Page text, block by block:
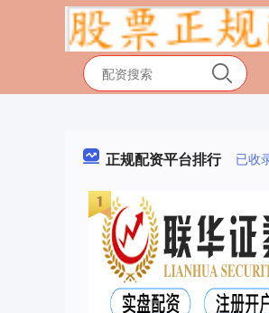
正规配资平台排行 已收